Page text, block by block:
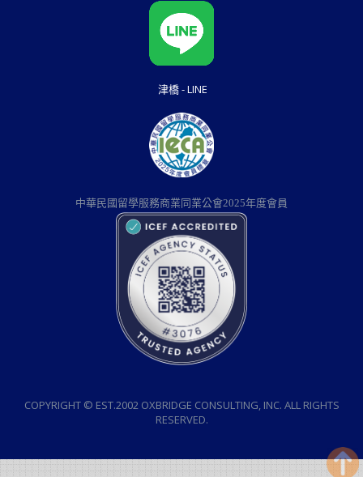
津橋 - LINE
中華民國留學服務商業同業公會2025年度會員
COPYRIGHT © EST.2002 OXBRIDGE CONSULTING, INC. ALL RIGHTS
RESERVED.